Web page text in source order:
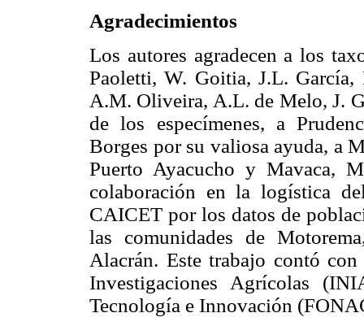
Agradecimientos
Los autores agradecen a los
Paoletti, W. Goitia, J.L.
A.M. Oliveira, A.L. de Melo, J.
de los especímenes, a
Borges por su valiosa ayuda, a
Puerto Ayacucho y Mavaca,
colaboración en la logística
CAICET por los datos de
las comunidades de
Alacrán. Este trabajo contó
Investigaciones Agrícolas
Tecnología e Innovación